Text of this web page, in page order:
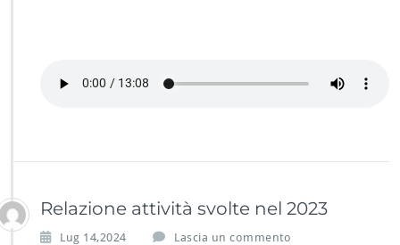
Relazione attività svolte nel 2023
Lug 14,2024 Lascia un commento